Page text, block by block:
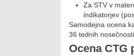
Za STV v
indikatorjev
Samodejna ocena
36 tednih
Ocena